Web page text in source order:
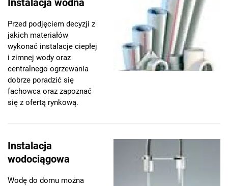
Instalacja wodna
Przed podjęciem decyzji z
jakich materiałów
wykonać instalacje ciepłej
i zimnej wody oraz
centralnego ogrzewania
dobrze poradzić się
fachowca oraz zapoznać
się z ofertą rynkową.
Instalacja
wodociągowa
Wodę do domu można